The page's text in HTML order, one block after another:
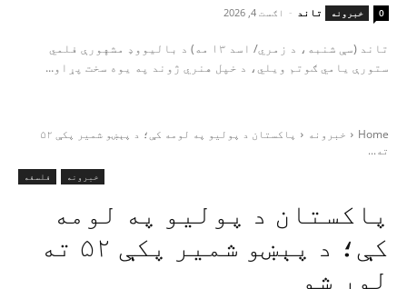
خبرونه تاند - اګست 4, 2026 0
تاند (سې شنبه، د زمري/ اسد ۱۳ مه) د بالیووډ مشهورې فلمي
ستورې یامي ګوتم ویلي، د خپل هنري ژوند په یوه سخت پړاو...